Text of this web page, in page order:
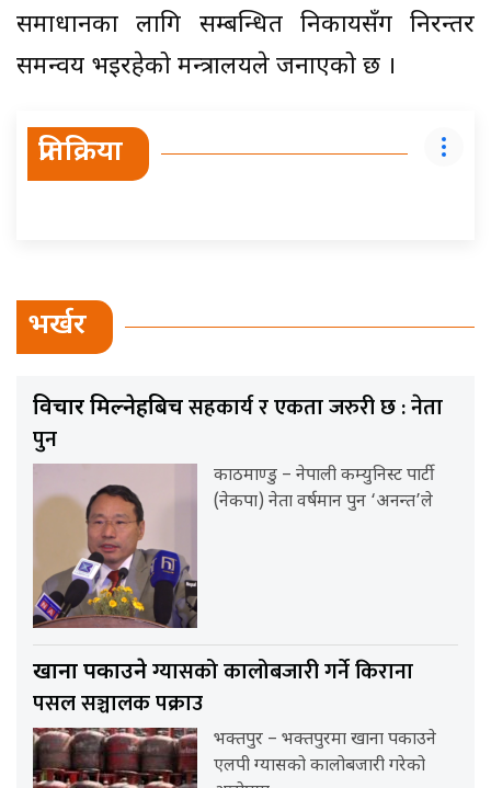
समाधानका लागि सम्बन्धित निकायसँग निरन्तर
समन्वय भइरहेको मन्त्रालयले जनाएको छ ।
प्रतिक्रिया
भर्खर
विचार मिल्नेहरूबिचसहकार्य र एकता जरुरी छ : नेता
पुन
काठमाण्डु – नेपाली कम्युनिस्ट पार्टी
(नेकपा) नेता वर्षमान पुन ‘अनन्त’ले
खाना पकाउनेग्यासको कालोबजारी गर्ने किराना
पसल सञ्चालक पक्राउ
भक्तपुर – भक्तपुरमा खाना पकाउने
एलपी ग्यासको कालोबजारी गरेको